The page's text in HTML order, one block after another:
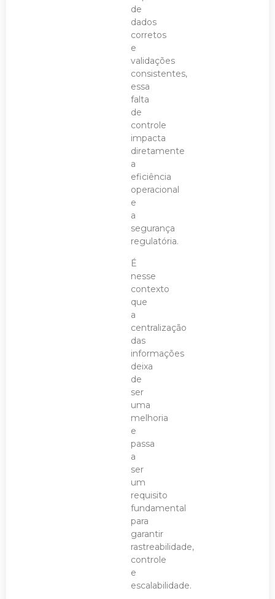
de
dados
corretos
e
validações
consistentes,
essa
falta
de
controle
impacta
diretamente
a
eficiência
operacional
e
a
segurança
regulatória.
É
nesse
contexto
que
a
centralização
das
informações
deixa
de
ser
uma
melhoria
e
passa
a
ser
um
requisito
fundamental
para
garantir
rastreabilidade,
controle
e
escalabilidade.